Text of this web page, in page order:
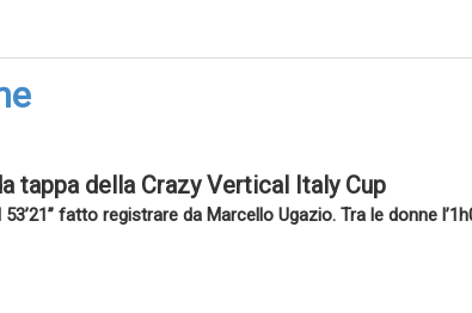
tappa della Crazy Vertical Italy Cup
fatto registrare da Marcello Ugazio. Tra le donne